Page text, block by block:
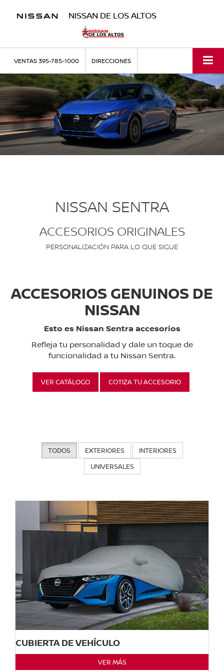
NISSAN DE LOS ALTOS
VENTAS395-785-1000 DIRECCIONES
NISSAN SENTRA
ACCESORIOS ORIGINALES
PERSONALIZACIÓN PARA LO QUE SIGUE
ACCESORIOS GENUINOS DE
NISSAN
Esto es Nissan Sentra accesorios
Refleja tu personalidad y dale un toque de
funcionalidad a tu Nissan Sentra.
VER CATÁLOGO COTIZA TU ACCESORIO
TODOS EXTERIORES
INTERIORES
UNIVERSALES
CUBIERTA DE VEHÍCULO
VER MÁS